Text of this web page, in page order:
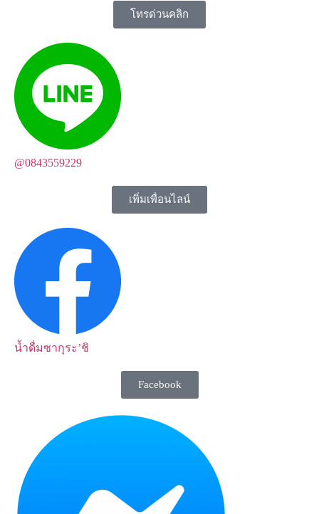
โทรด่วนคลิก
@0843559229
เพิ่มเพื่อนไลน์
น้ำดื่มซากุระ’ชิ
Facebook